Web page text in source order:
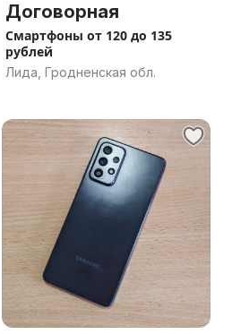
Договорная
Смартфоны от 120 до 135
рублей
Лида, Гродненская обл.